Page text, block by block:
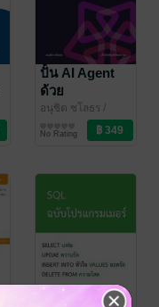
ปั้น AI Agent
ด้วย
PydanticAI
อนุชิต ชโลธร/
สำนักพิมพ์ก๊อปวาง
คอมพิวเตอร์
No Rating